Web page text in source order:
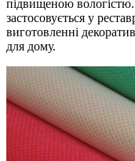
підвищеною вологістю.
застосовується у
виготовленні
для дому.